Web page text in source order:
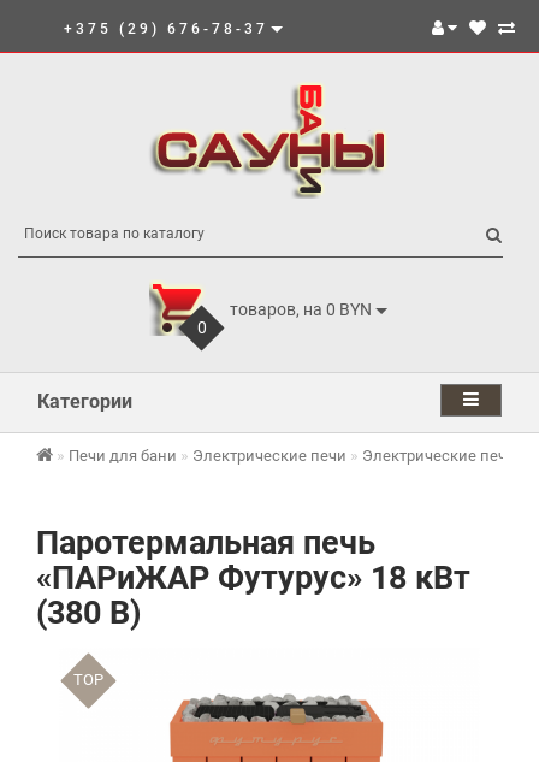
+375 (29) 676-78-37
0
товаров, на 0 BYN
Категории
Печи для бани Электрические печи Электрические печи
Паротермальная печь
«ПАРиЖАР Футурус» 18 кВт
(380 В)
TOP